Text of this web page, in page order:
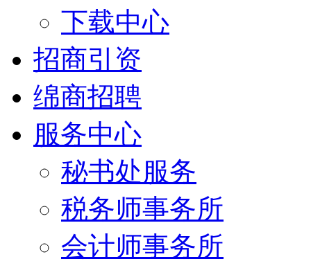
下载中心
招商引资
绵商招聘
服务中心
秘书处服务
税务师事务所
会计师事务所